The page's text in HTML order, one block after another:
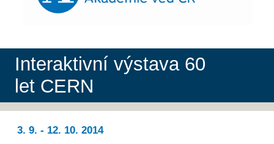
Interaktivní výstava 60
let CERN
3. 9. - 12. 10. 2014